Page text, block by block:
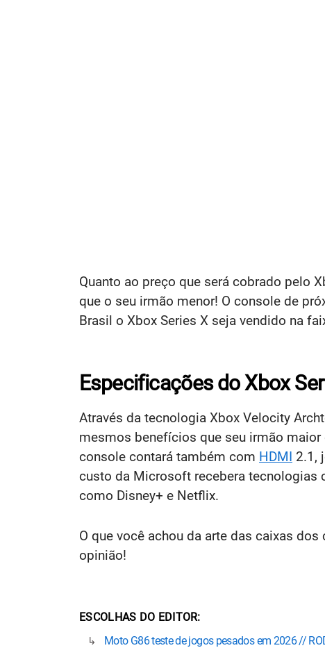
Quanto ao preço que será cobrado pelo
que o seu irmão menor! O console de
Brasil o Xbox Series X seja vendido na
Especificações do Xbox
Através da tecnologia Xbox Velocity
mesmos benefícios que seu irmão
console contará também com HDMI 2.1,
custo da Microsoft recebera tecnologias
como Disney+ e Netflix.
O que você achou da arte das caixas
opinião!
ESCOLHAS DO EDITOR
Moto G86 teste de jogos pesados em 2026 //